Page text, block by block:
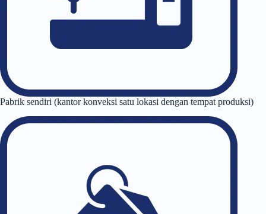
Pabrik sendiri (kantor konveksi satu lokasi dengan tempat produksi)